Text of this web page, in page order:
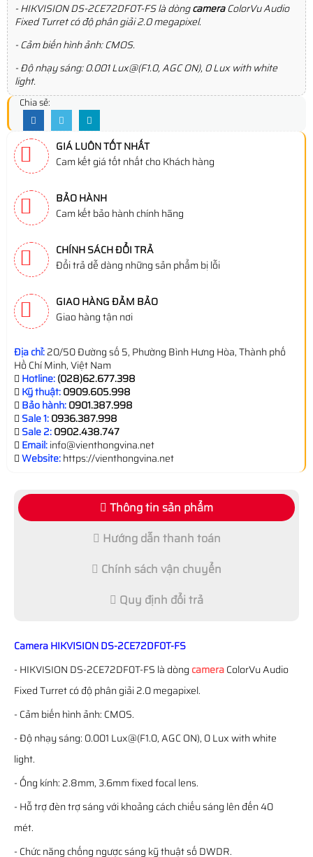
- HIKVISION DS-2CE72DF0T-FS là dòngcameraColorVu Audio
Fixed Turret có độ phân giải 2.0 megapixel.
- Cảm biến hình ảnh: CMOS.
- Độ nhạy sáng: 0.001 Lux@(F1.0, AGC ON), 0 Lux with white
light.
Chia sẻ:
GIÁ LUÔN TỐT NHẤT
Cam kết giá tốt nhất cho Khách hàng
BẢO HÀNH
Cam kết bảo hành chính hãng
CHÍNH SÁCH ĐỔI TRẢ
Đổi trả dễ dàng những sản phẩm bị lỗi
GIAO HÀNG ĐẢM BẢO
Giao hàng tận nơi
Địa chỉ:20/50 Đường số 5, Phường Bình Hưng Hòa, Thành phố
Hồ Chí Minh, Việt Nam
Hotline:(028)62.677.398
Kỹ thuật:0909.605.998
Bảo hành:0901.387.998
Sale 1:0936.387.998
Sale 2:0902.438.747
Email:info@vienthongvina.net
Website:https://vienthongvina.net
Thông tin sản phẩm
Hướng dẫn thanh toán
Chính sách vận chuyển
Quy định đổi trả
Camera HIKVISION DS-2CE72DF0T-FS
- HIKVISION DS-2CE72DF0T-FS là dòng cameraColorVu Audio
Fixed Turret có độ phân giải 2.0 megapixel.
- Cảm biến hình ảnh: CMOS.
- Độ nhạy sáng: 0.001 Lux@(F1.0, AGC ON), 0 Lux with white
light.
- Ống kính: 2.8mm, 3.6mm fixed focal lens.
- Hỗ trợ đèn trợ sáng với khoảng cách chiếu sáng lên đến 40
mét.
- Chức năng chống ngược sáng kỹ thuật số DWDR.